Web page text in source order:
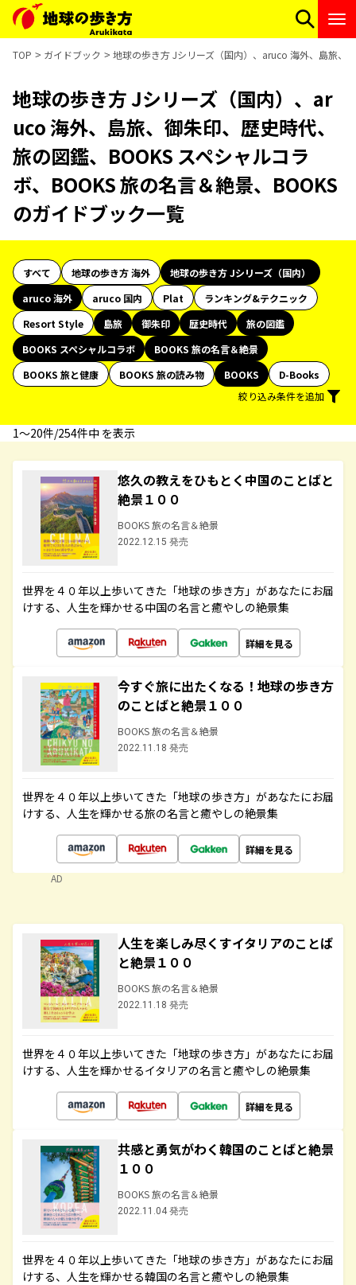
TOP ガイドブック 地球の歩き方 Jシリーズ（国内）、aruco 海外、島旅、
地球の歩き方 Jシリーズ（国内）、ar
uco 海外、島旅、御朱印、歴史時代、
旅の図鑑、BOOKS スペシャルコラ
ボ、BOOKS 旅の名言＆絶景、BOOKS
のガイドブック一覧
すべて 地球の歩き方 海外
地球の歩き方 Jシリーズ（国内）
aruco 海外
aruco 国内 Plat
ランキング&テクニック
Resort Style
島旅 御朱印 歴史時代
旅の図鑑
BOOKS スペシャルコラボ
BOOKS 旅の名言＆絶景
BOOKS 旅と健康
BOOKS 旅の読み物 BOOKS
D-Books
絞り込み条件を追加
1〜20件/254件中 を表示
悠久の教えをひもとく中国のことばと
絶景１００
BOOKS 旅の名言＆絶景
2022.12.15 発売
世界を４０年以上歩いてきた「地球の歩き方」があなたにお届
けする、人生を輝かせる中国の名言と癒やしの絶景集
詳細を見る
今すぐ旅に出たくなる！地球の歩き方
のことばと絶景１００
BOOKS 旅の名言＆絶景
2022.11.18 発売
世界を４０年以上歩いてきた「地球の歩き方」があなたにお届
けする、人生を輝かせる旅の名言と癒やしの絶景集
詳細を見る
AD
人生を楽しみ尽くすイタリアのことば
と絶景１００
BOOKS 旅の名言＆絶景
2022.11.18 発売
世界を４０年以上歩いてきた「地球の歩き方」があなたにお届
けする、人生を輝かせるイタリアの名言と癒やしの絶景集
詳細を見る
共感と勇気がわく韓国のことばと絶景
１００
BOOKS 旅の名言＆絶景
2022.11.04 発売
世界を４０年以上歩いてきた「地球の歩き方」があなたにお届
けする、人生を輝かせる韓国の名言と癒やしの絶景集